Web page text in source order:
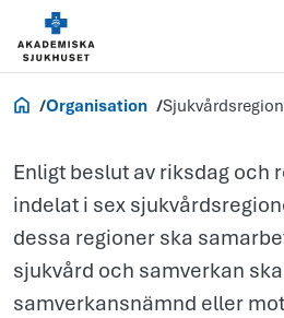
Om oss
Organisation
Enligt beslut av riksdag och
indelat i sex
dessa regioner ska
sjukvård och samverkan
samverkansnämnd eller